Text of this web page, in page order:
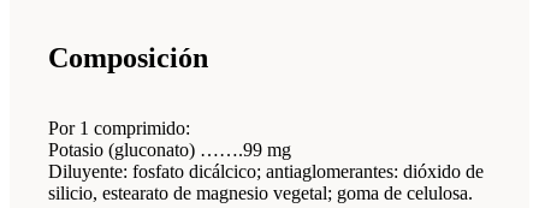
Composición
Por 1 comprimido:
Potasio (gluconato) …….99 mg
Diluyente: fosfato dicálcico; antiaglomerantes: dióxido de
silicio, estearato de magnesio vegetal; goma de celulosa.